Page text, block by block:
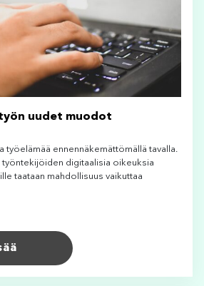
uudet muodot
työelämää ennennäkemättömällä tavalla.
työntekijöiden digitaalisia oikeuksia
taataan mahdollisuus vaikuttaa